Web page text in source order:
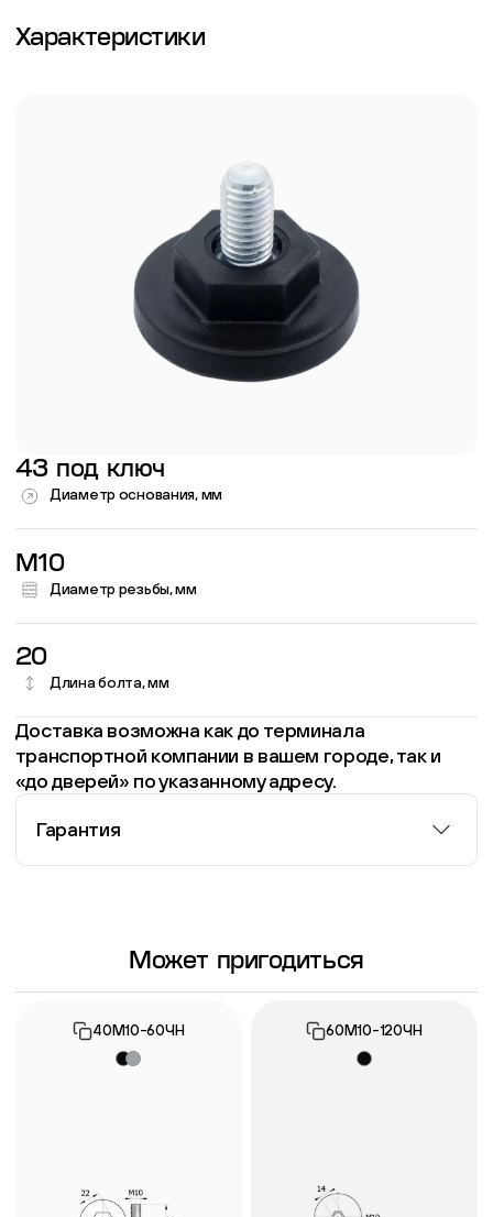
Характеристики
43 под ключ
Диаметр основания, мм
M10
Диаметр резьбы, мм
20
Длина болта, мм
Доставка возможна как до терминала
транспортной компании в вашем городе, так и
«до дверей» по указанному адресу.
Гарантия
Информация о гарантии
Может пригодиться
40М10-60ЧН 60М10-120ЧН